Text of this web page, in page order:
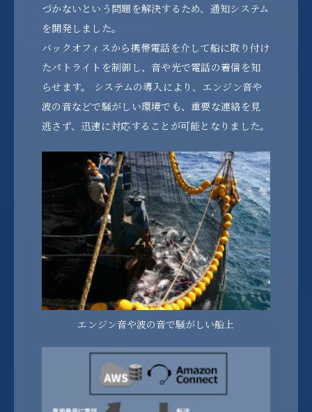
づかないという問題を解決するため、通知システム
を開発しました。
バックオフィスから携帯電話を介して船に取り付け
たパトライトを制御し、音や光で電話の着信を知
らせます。 システムの導入により、エンジン音や
波の音などで騒がしい環境でも、重要な連絡を見
逃さず、迅速に対応することが可能となりました。
エンジン音や波の音で騒がしい船上